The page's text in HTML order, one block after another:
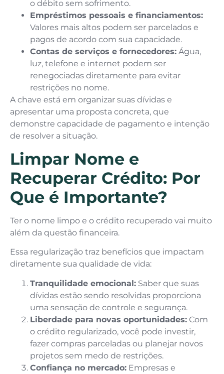
o débito sem sofrimento.
Empréstimos pessoais e financiamentos:
Valores mais altos podem ser parcelados e
pagos de acordo com sua capacidade.
Contas de serviços e fornecedores: Água,
luz, telefone e internet podem ser
renegociadas diretamente para evitar
restrições no nome.
A chave está em organizar suas dívidas e
apresentar uma proposta concreta, que
demonstre capacidade de pagamento e intenção
de resolver a situação.
Limpar Nome e
Recuperar Crédito: Por
Que é Importante?
Ter o nome limpo e o crédito recuperado vai muito
além da questão financeira.
Essa regularização traz benefícios que impactam
diretamente sua qualidade de vida:
Tranquilidade emocional: Saber que suas
dívidas estão sendo resolvidas proporciona
uma sensação de controle e segurança.
Liberdade para novas oportunidades: Com
o crédito regularizado, você pode investir,
fazer compras parceladas ou planejar novos
projetos sem medo de restrições.
Confiança no mercado: Empresas e